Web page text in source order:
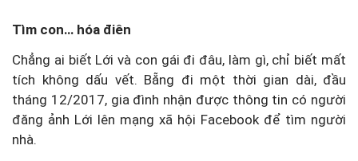
Tìm con… hóa điên
Chẳng ai biết Lới và con gái đi đâu, làm gì, chỉ biết mất
tích không dấu vết. Bẵng đi một thời gian dài, đầu
tháng 12/2017, gia đình nhận được thông tin có người
đăng ảnh Lới lên mạng xã hội Facebook để tìm người
nhà.